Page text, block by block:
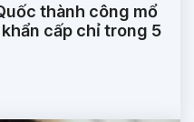
thành công mổ
cấp chỉ trong 5